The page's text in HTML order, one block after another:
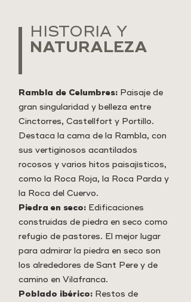
HISTORIA Y
NATURALEZA
Rambla de Celumbres: Paisaje de
gran singularidad y belleza entre
Cinctorres, Castellfort y Portillo.
Destaca la cama de la Rambla, con
sus vertiginosos acantilados
rocosos y varios hitos paisajísticos,
como la Roca Roja, la Roca Parda y
la Roca del Cuervo.
Piedra en seco: Edificaciones
construidas de piedra en seco como
refugio de pastores. El mejor lugar
para admirar la piedra en seco son
los alrededores de Sant Pere y de
camino en Vilafranca.
Poblado ibérico: Restos de